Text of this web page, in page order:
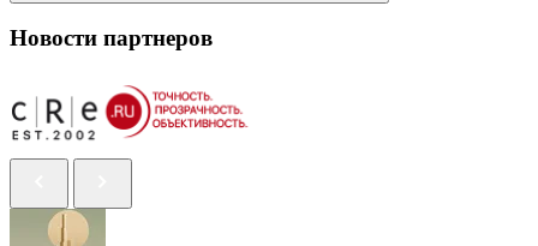
Новости партнеров